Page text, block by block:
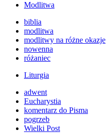
Modlitwa
biblia
modlitwa
modlitwy na różne okazje
nowenna
różaniec
Liturgia
adwent
Eucharystia
komentarz do Pisma
pogrzeb
Wielki Post